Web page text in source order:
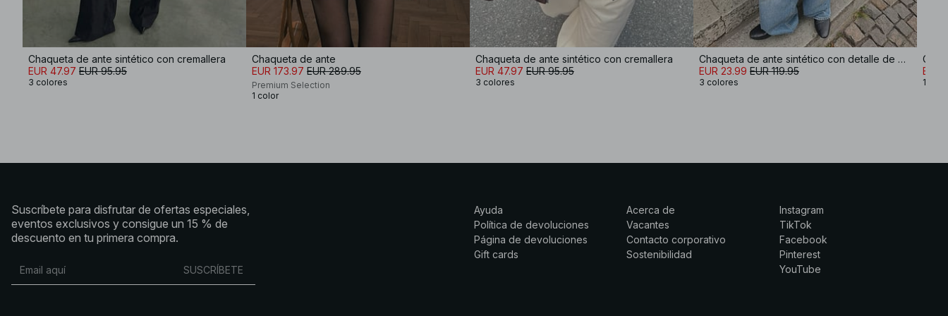
Chaqueta de ante sintético con cremallera
EUR 47.97 EUR 95.95
3 colores
Chaqueta de ante
EUR 173.97 EUR 289.95
Premium Selection
1 color
Chaqueta de ante sintético con cremallera
EUR 47.97 EUR 95.95
3 colores
Chaqueta de ante sintético con detalle de bolsillo
EUR 23.99 EUR 119.95
3 colores
EUR
1
Suscríbete para disfrutar de ofertas especiales,
eventos exclusivos y consigue un 15 % de
descuento en tu primera compra.
SUSCRÍBETE
Ayuda
Política de devoluciones
Página de devoluciones
Gift cards
Acerca de
Vacantes
Contacto corporativo
Sostenibilidad
Instagram
TikTok
Facebook
Pinterest
YouTube